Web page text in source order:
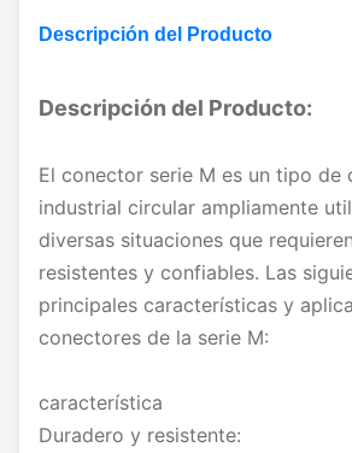
Descripción del Producto
Descripción del Producto:
El conector serie M es un tipo de
industrial circular ampliamente
diversas situaciones que
resistentes y confiables. Las
principales características y
conectores de la serie M:
característica
Duradero y resistente: